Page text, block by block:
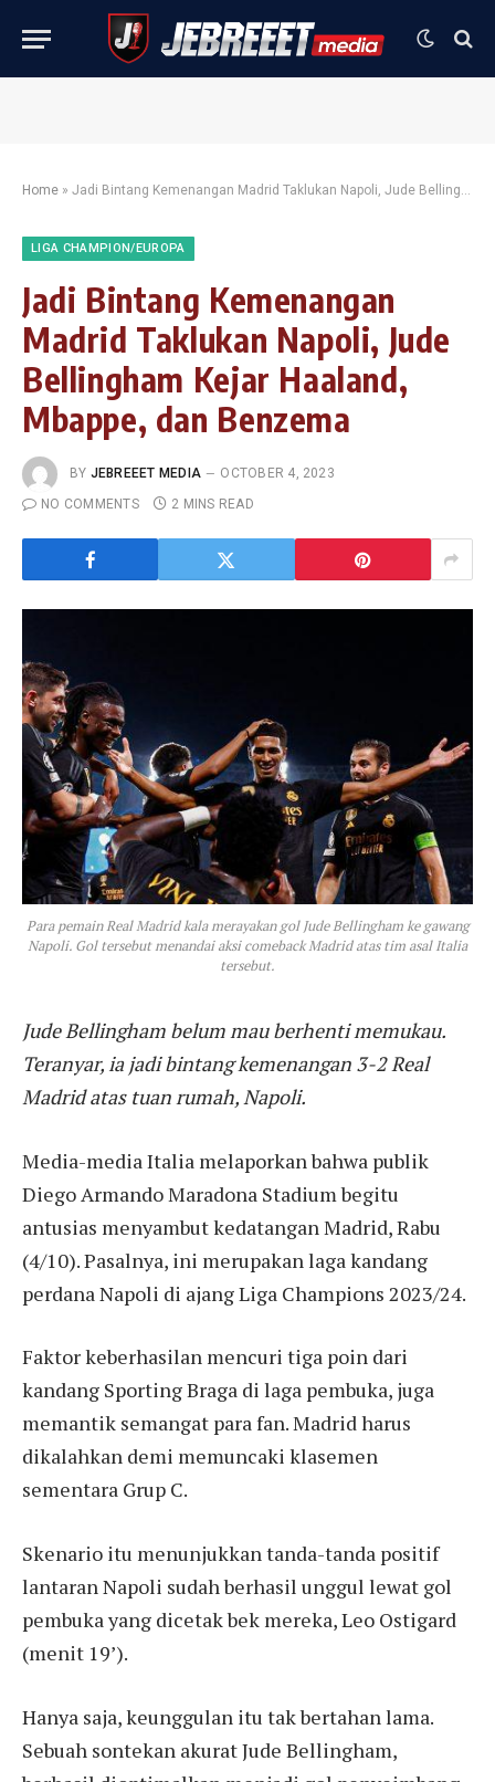
Home » Jadi Bintang Kemenangan Madrid Taklukan Napoli, Jude Bellingham Kejar Haaland, Mbappe, dan Benzema
LIGA CHAMPION/EUROPA
Jadi Bintang Kemenangan
Madrid Taklukan Napoli, Jude
Bellingham Kejar Haaland,
Mbappe, dan Benzema
BY JEBREEET MEDIA
OCTOBER 4, 2023
NO COMMENTS
2 MINS READ
Para pemain Real Madrid kala merayakan gol Jude Bellingham ke gawang
Napoli. Gol tersebut menandai aksi comeback Madrid atas tim asal Italia
tersebut.
Jude Bellingham belum mau berhenti memukau.
Teranyar, ia jadi bintang kemenangan 3-2 Real
Madrid atas tuan rumah, Napoli.
Media-media Italia melaporkan bahwa publik
Diego Armando Maradona Stadium begitu
antusias menyambut kedatangan Madrid, Rabu
(4/10). Pasalnya, ini merupakan laga kandang
perdana Napoli di ajang Liga Champions 2023/24.
Faktor keberhasilan mencuri tiga poin dari
kandang Sporting Braga di laga pembuka, juga
memantik semangat para fan. Madrid harus
dikalahkan demi memuncaki klasemen
sementara Grup C.
Skenario itu menunjukkan tanda-tanda positif
lantaran Napoli sudah berhasil unggul lewat gol
pembuka yang dicetak bek mereka, Leo Ostigard
(menit 19’).
Hanya saja, keunggulan itu tak bertahan lama.
Sebuah sontekan akurat Jude Bellingham,